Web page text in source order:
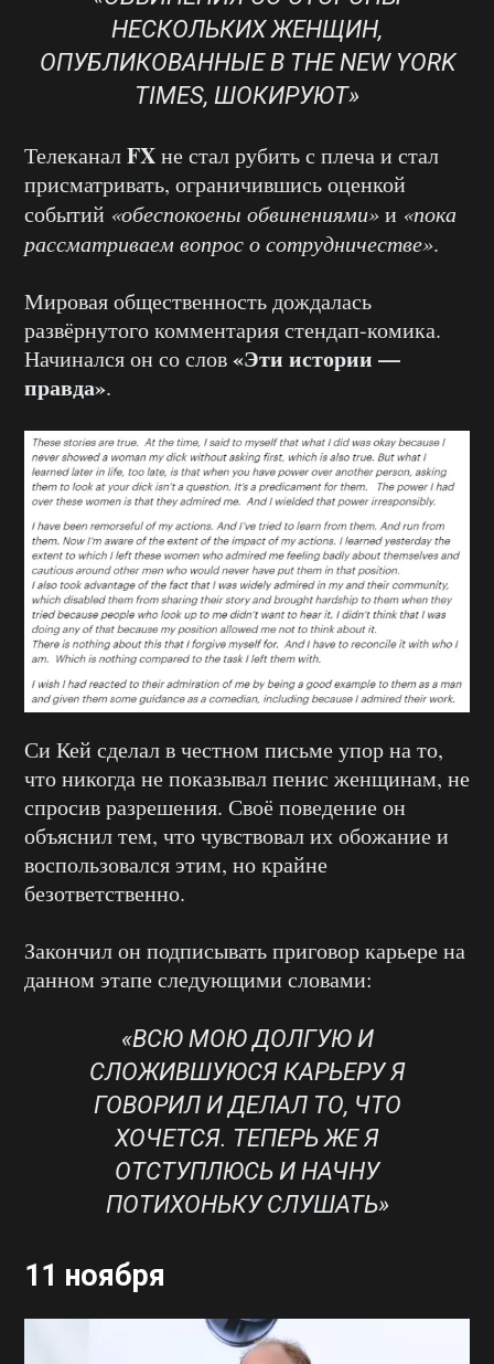
НЕСКОЛЬКИХ ЖЕНЩИН,
ОПУБЛИКОВАННЫЕ В THE NEW YORK
TIMES, ШОКИРУЮТ»
ТелеканалFXне стал рубить с плеча и стал
присматривать, ограничившись оценкой
событий «обеспокоены обвинениями»и «пока
рассматриваем вопрос о сотрудничестве».
Мировая общественность дождалась
развёрнутого комментария стендап-комика.
Начинался он со слов«Эти истории —
правда».
Си Кей сделал в честном письме упор на то,
что никогда не показывал пенис женщинам, не
спросив разрешения. Своё поведение он
объяснил тем, что чувствовал их обожание и
воспользовался этим, но крайне
безответственно.
Закончил он подписывать приговор карьере на
данном этапе следующими словами:
«ВСЮ МОЮ ДОЛГУЮ И
СЛОЖИВШУЮСЯ КАРЬЕРУ Я
ГОВОРИЛ И ДЕЛАЛ ТО, ЧТО
ХОЧЕТСЯ. ТЕПЕРЬ ЖЕ Я
ОТСТУПЛЮСЬ И НАЧНУ
ПОТИХОНЬКУ СЛУШАТЬ»
11 ноября